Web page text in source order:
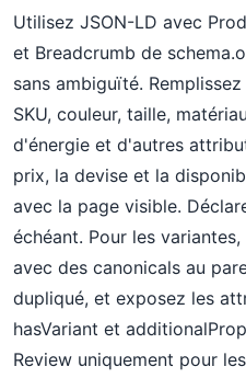
Utilisez JSON-LD avec
et Breadcrumb de
sans ambiguïté.
SKU, couleur, taille,
d'énergie et d'autres
prix, la devise et la
avec la page visible.
échéant. Pour les
avec des canonicals au
dupliqué, et exposez les
hasVariant et
Review uniquement pour